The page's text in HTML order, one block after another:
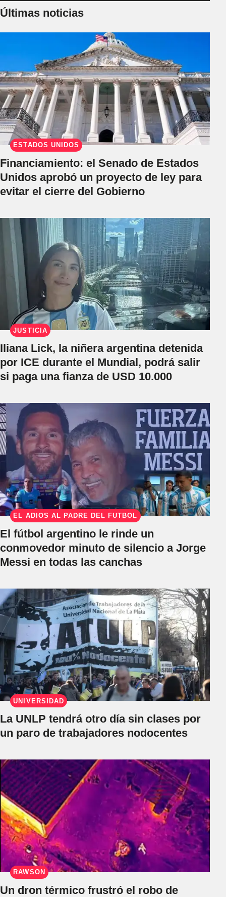
Últimas noticias
ESTADOS UNIDOS
Financiamiento: el Senado de Estados
Unidos aprobó un proyecto de ley para
evitar el cierre del Gobierno
JUSTICIA
Iliana Lick, la niñera argentina detenida
por ICE durante el Mundial, podrá salir
si paga una fianza de USD 10.000
EL ADIÓS AL PADRE DEL FÚTBOL
El fútbol argentino le rinde un
conmovedor minuto de silencio a Jorge
Messi en todas las canchas
UNIVERSIDAD
La UNLP tendrá otro día sin clases por
un paro de trabajadores nodocentes
RAWSON
Un dron térmico frustró el robo de